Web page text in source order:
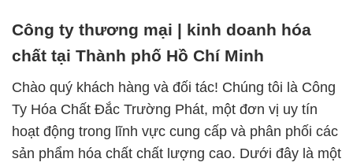
Công ty thương mại | kinh doanh hóa
chất tại Thành phố Hồ Chí Minh
Chào quý khách hàng và đối tác! Chúng tôi là Công
Ty Hóa Chất Đắc Trường Phát, một đơn vị uy tín
hoạt động trong lĩnh vực cung cấp và phân phối các
sản phẩm hóa chất chất lượng cao. Dưới đây là một